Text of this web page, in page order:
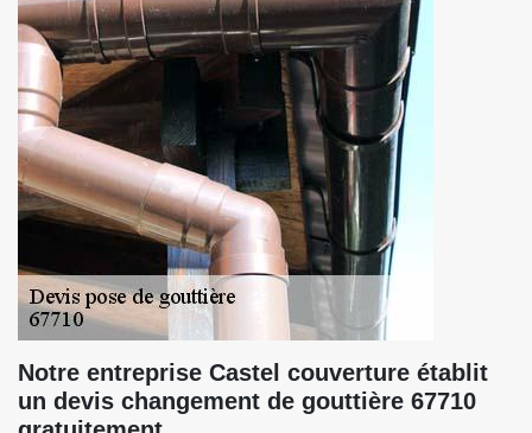
Notre entreprise Castel couverture établit
un devis changement de gouttière 67710